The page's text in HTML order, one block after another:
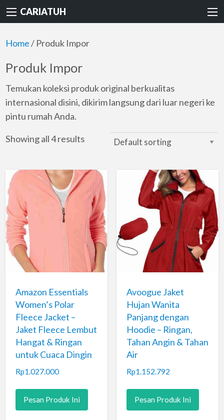
CARIATUH
Home/ Produk Impor
Produk Impor
Temukan koleksi produk original berkualitas
internasional disini, dikirim langsung dari luar negeri ke
pintu rumah Anda.
Showing all 4 results
Amazon Essentials
Women’s Polar
Fleece Jacket –
Jaket Fleece Lembut
Hangat & Ringan
untuk Cuaca Dingin
Rp1.027.000
Pesan Produk Ini
Avoogue Jaket
Hujan Wanita
Panjang dengan
Hoodie – Ringan,
Tahan Angin & Tahan
Air
Rp1.152.792
Pesan Produk Ini